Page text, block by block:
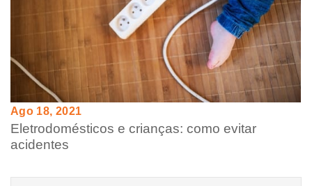
Ago 18, 2021
Eletrodomésticos e crianças: como evitar
acidentes